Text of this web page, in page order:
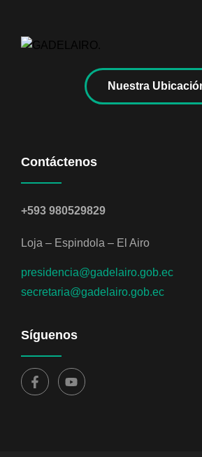
Nuestra
Contáctenos
+593 980529829
Loja – Espindola – El Airo
presidencia@gadelairo.gob.ec
secretaria@gadelairo.gob.ec
Síguenos